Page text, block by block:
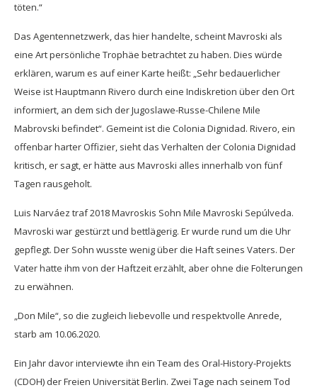
töten.“
Das Agentennetzwerk, das hier handelte, scheint Mavroski als
eine Art persönliche Trophäe betrachtet zu haben. Dies würde
erklären, warum es auf einer Karte heißt: „Sehr bedauerlicher
Weise ist Hauptmann Rivero durch eine Indiskretion über den Ort
informiert, an dem sich der Jugoslawe-Russe-Chilene Mile
Mabrovski befindet“. Gemeint ist die Colonia Dignidad. Rivero, ein
offenbar harter Offizier, sieht das Verhalten der Colonia Dignidad
kritisch, er sagt, er hätte aus Mavroski alles innerhalb von fünf
Tagen rausgeholt.
Luis Narváez traf 2018 Mavroskis Sohn Mile Mavroski Sepúlveda.
Mavroski war gestürzt und bettlägerig. Er wurde rund um die Uhr
gepflegt. Der Sohn wusste wenig über die Haft seines Vaters. Der
Vater hatte ihm von der Haftzeit erzählt, aber ohne die Folterungen
zu erwähnen.
„Don Mile“, so die zugleich liebevolle und respektvolle Anrede,
starb am 10.06.2020.
Ein Jahr davor interviewte ihn ein Team des Oral-History-Projekts
(CDOH) der Freien Universität Berlin. Zwei Tage nach seinem Tod